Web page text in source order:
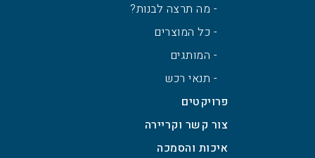
- מה תרצה לבנות?
- כל המוצרים
- המותגים
- תנאי רכש
פרויקטים
צור קשר וקריירה
איכות והסמכה